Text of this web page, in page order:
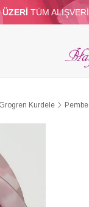
ÜZERİ TÜM
VE SÜS
TOPTAN
Kurdele